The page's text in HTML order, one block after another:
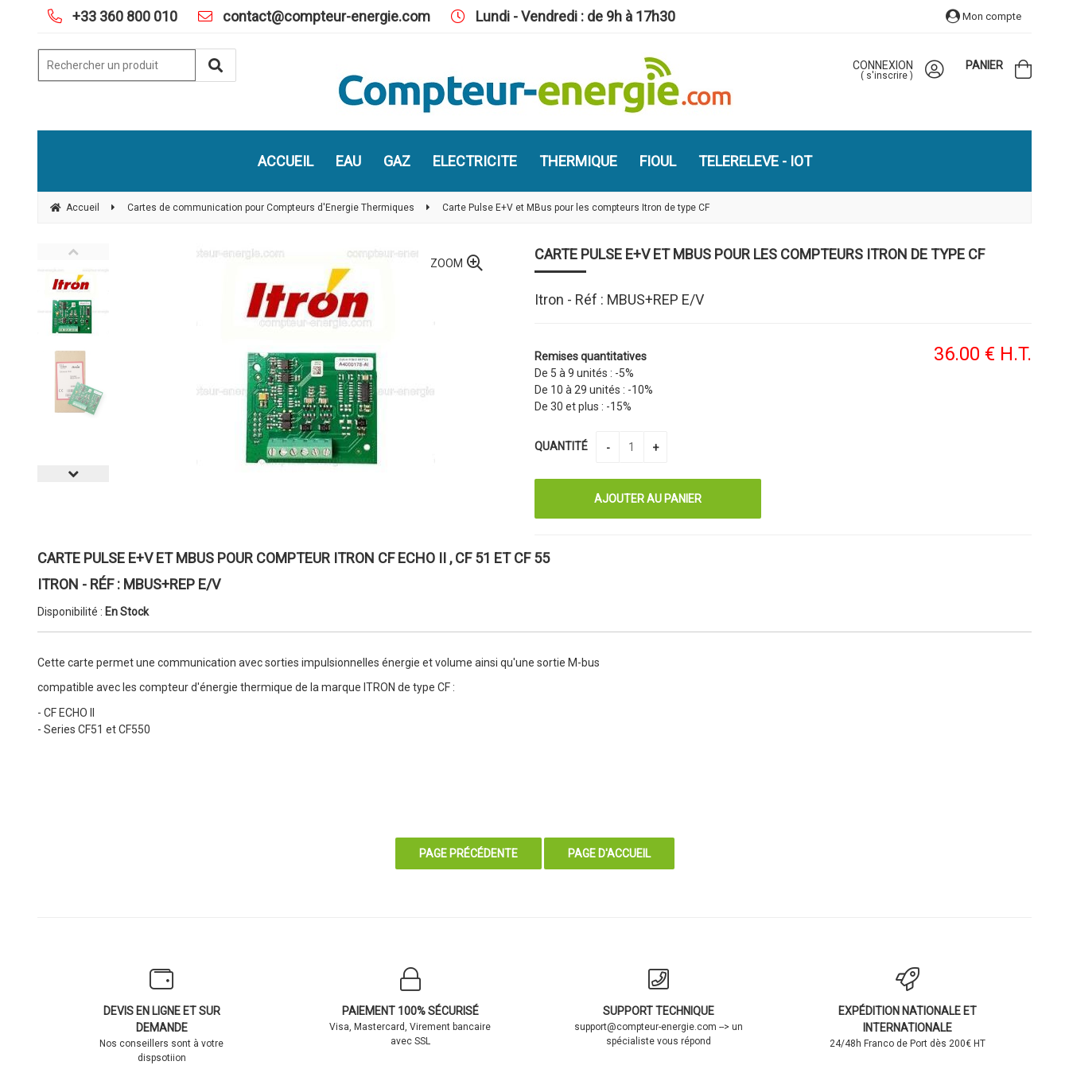
CONNEXION
( s'inscrire )
PANIER
ACCUEIL EAU GAZ ELECTRICITE THERMIQUE FIOUL TELERELEVE - IOT
Accueil Cartes de communication pour Compteurs d'Energie Thermiques Carte Pulse E+V et MBus pour les compteurs Itron de type CF
ZOOM
CARTE PULSE E+V ET MBUS POUR LES COMPTEURS ITRON DE TYPE CF
Itron - Réf : MBUS+REP E/V
36.00 € H.T.
Remises quantitatives
De 5 à 9 unités : -5%
De 10 à 29 unités : -10%
De 30 et plus : -15%
QUANTITÉ
CARTE PULSE E+V ET MBUS POUR COMPTEUR ITRON CF ECHO II , CF 51 ET CF 55
ITRON - RÉF : MBUS+REP E/V
Disponibilité : En Stock
Cette carte permet une communication avec sorties impulsionnelles énergie et volume ainsi qu'une sortie M-bus
compatible avec les compteur d'énergie thermique de la marque ITRON de type CF :
- CF ECHO II
- Series CF51 et CF550
+33 360 800 010 contact@compteur-energie.com Lundi - Vendredi : de 9h à 17h30 Mon compte
DEVIS EN LIGNE ET SUR
DEMANDE
Nos conseillers sont à votre
dispsotiion
PAIEMENT 100% SÉCURISÉ
Visa, Mastercard, Virement bancaire
avec SSL
SUPPORT TECHNIQUE
support@compteur-energie.com --> un
spécialiste vous répond
EXPÉDITION NATIONALE ET
INTERNATIONALE
24/48h Franco de Port dès 200€ HT